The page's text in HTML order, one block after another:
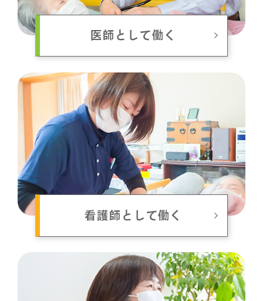
医師として働く
看護師として働く